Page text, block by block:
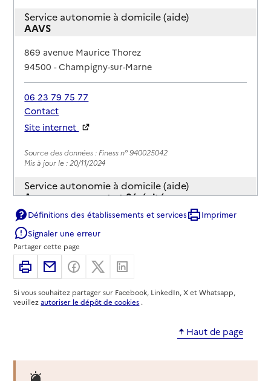
Service autonomie à domicile (aide)
AAVS
Adresse
869 avenue Maurice Thorez
94500-Champigny-sur-Marne
06 23 79 75 77
Contact
Site internet
Source des données : Finess n° 940025042
Mis à jour le : 20/11/2024
Service autonomie à domicile (aide)
Accompagnement et Sérénité
Adresse
4 rue de la Mézy
94500-Champigny-sur-Marne
01 77 01 11 02
Contact
Site internet
Rapport HAS
Définitions des établissements et services
Imprimer
Signaler une erreur
Partager cette page
ImprimerPartager par email
Partager sur Facebook
Partager sur X
Si vous souhaitez partager sur Facebook, LinkedIn, X et Whatsapp,
veuillezautoriser le dépôt de cookies .
Haut de page